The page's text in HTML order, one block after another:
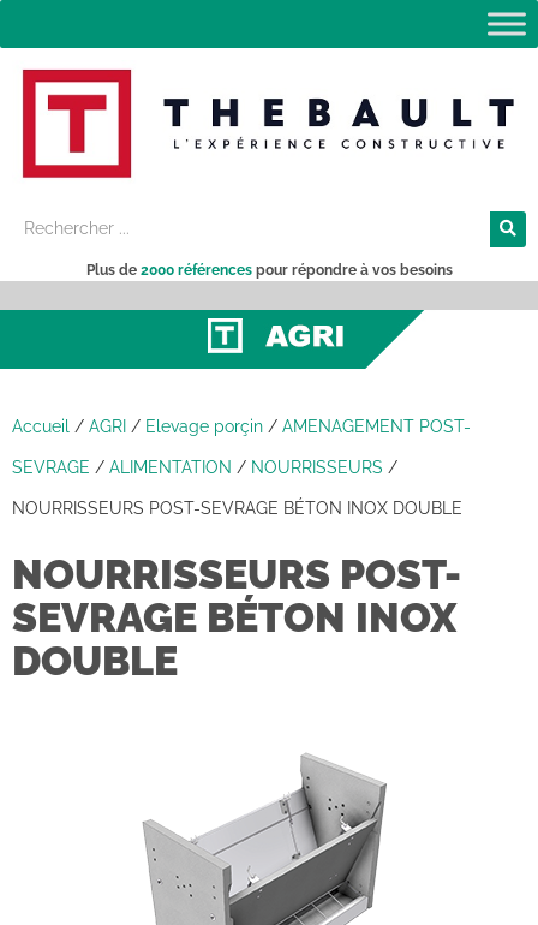
Plus de 2000 référencespour répondre à vos besoins
Accueil / AGRI / Elevage porçin / AMENAGEMENT POST-
SEVRAGE / ALIMENTATION / NOURRISSEURS /
NOURRISSEURS POST-SEVRAGE BÉTON INOX DOUBLE
NOURRISSEURS POST-
SEVRAGE BÉTON INOX
DOUBLE